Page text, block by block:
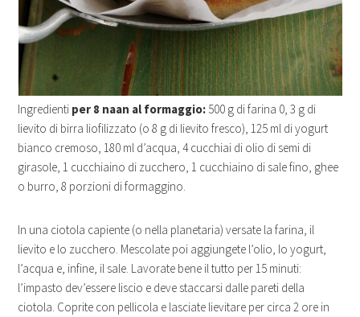
Ingredienti per 8 naan al formaggio: 500 g di farina 0, 3 g di
lievito di birra liofilizzato (o 8 g di lievito fresco), 125 ml di yogurt
bianco cremoso, 180 ml d’acqua, 4 cucchiai di olio di semi di
girasole, 1 cucchiaino di zucchero, 1 cucchiaino di sale fino, ghee
o burro, 8 porzioni di formaggino.
In una ciotola capiente (o nella planetaria) versate la farina, il
lievito e lo zucchero. Mescolate poi aggiungete l’olio, lo yogurt,
l’acqua e, infine, il sale. Lavorate bene il tutto per 15 minuti:
l’impasto dev’essere liscio e deve staccarsi dalle pareti della
ciotola. Coprite con pellicola e lasciate lievitare per circa 2 ore in